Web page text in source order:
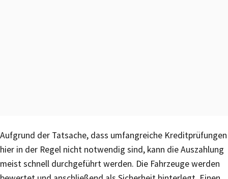
Aufgrund der Tatsache, dass umfangreiche Kreditprüfungen
hier in der Regel nicht notwendig sind, kann die Auszahlung
meist schnell durchgeführt werden. Die Fahrzeuge werden